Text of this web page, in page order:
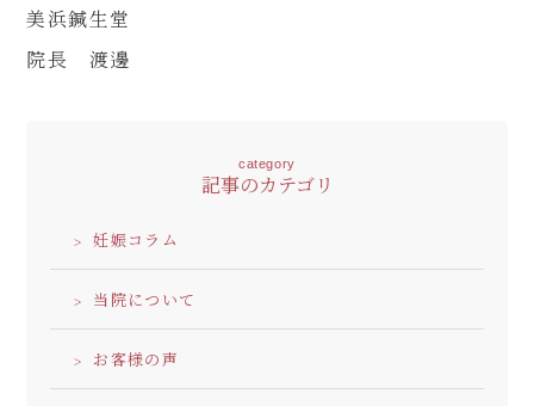
美浜鍼生堂
院長 渡邊
category
記事のカテゴリ
妊娠コラム
当院について
お客様の声